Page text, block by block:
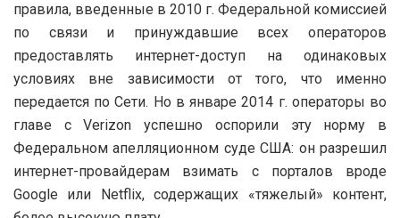
правила, введенные в 2010 г. Федеральной комиссией
по связи и принуждавшие всех операторов
предоставлять интернет-доступ на одинаковых
условиях вне зависимости от того, что именно
передается по Сети. Но в январе 2014 г. операторы во
главе с Verizon успешно оспорили эту норму в
Федеральном апелляционном суде США: он разрешил
интернет-провайдерам взимать с порталов вроде
Google или Netflix, содержащих «тяжелый» контент,